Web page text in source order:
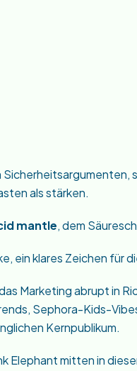
als stärken.
mantle, dem
ein klares Zeichen für
Marketing abrupt in
Sephora-Kids-
Kernpublikum.
Elephant mitten in